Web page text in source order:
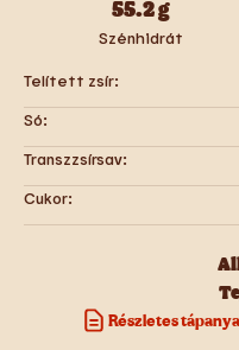
55.2g
Szénhidrát
Telített zsír:
Só:
Transzzsírsav:
Cukor:
Részletes